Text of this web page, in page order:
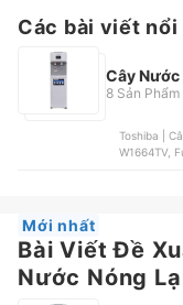
Các bài viết nổi
Cây Nước
8 Sản Phẩm
Toshiba |
W1664TV,
Mới nhất
Bài Viết Đề
Nước Nóng